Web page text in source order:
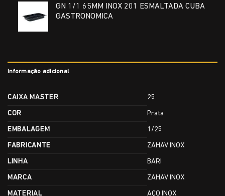
GN 1/1 65MM INOX 201 ESMALTADA CUBA
GASTRONOMICA
Informação adicional
CAIXA MASTER 25
COR Prata
EMBALAGEM 1/25
FABRICANTE ZAHAV INOX
LINHA BARI
MARCA ZAHAV INOX
MATERIAL AÇO INOX